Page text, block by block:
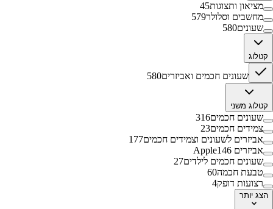
מציאון ותצוגות45
מחשבים וסלולר579
שעונים580
קטלוג
שעונים חכמים ואביזרים580
קטלוג משני
שעונים חכמים316
צמידים חכמים23
אביזרים לשעונים וצמידים חכמים177
אביזרים Apple 146
שעונים חכמים לילדים27
טבעת חכמה60
רצועות דופק4
הצג יותר